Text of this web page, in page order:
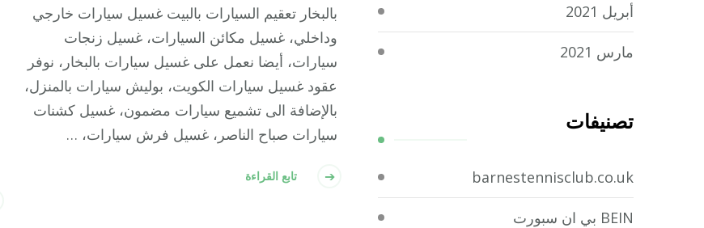
بالبخار تعقيم السيارات بالبيت غسيل سيارات خارجي
وداخلي، غسيل مكائن السيارات، غسيل زنجات
سيارات، أيضا نعمل على غسيل سيارات بالبخار، نوفر
عقود غسيل سيارات الكويت، بوليش سيارات بالمنزل،
بالإضافة الى تشميع سيارات مضمون، غسيل كشنات
سيارات صباح الناصر، غسيل فرش سيارات، …
تابع القراءة
أبريل 2021
مارس 2021
تصنيفات
barnestennisclub.co.uk
BEIN بي ان سبورت